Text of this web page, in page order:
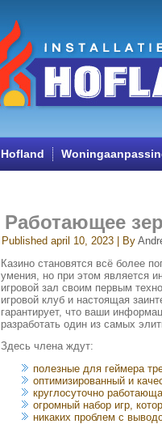
Hofland
Работающее
Published april 10, 2023 By
Казино становятся всё более
умения, но при этом является
игровой зал своим первым
игровой клуб и настоящая
гарантирует, что ваши
разработать один из самых
Здесь члена ждут:
полезные для геймера
оптимизированный и
круглосуточно
огромный набор игр,
никаких проблем с